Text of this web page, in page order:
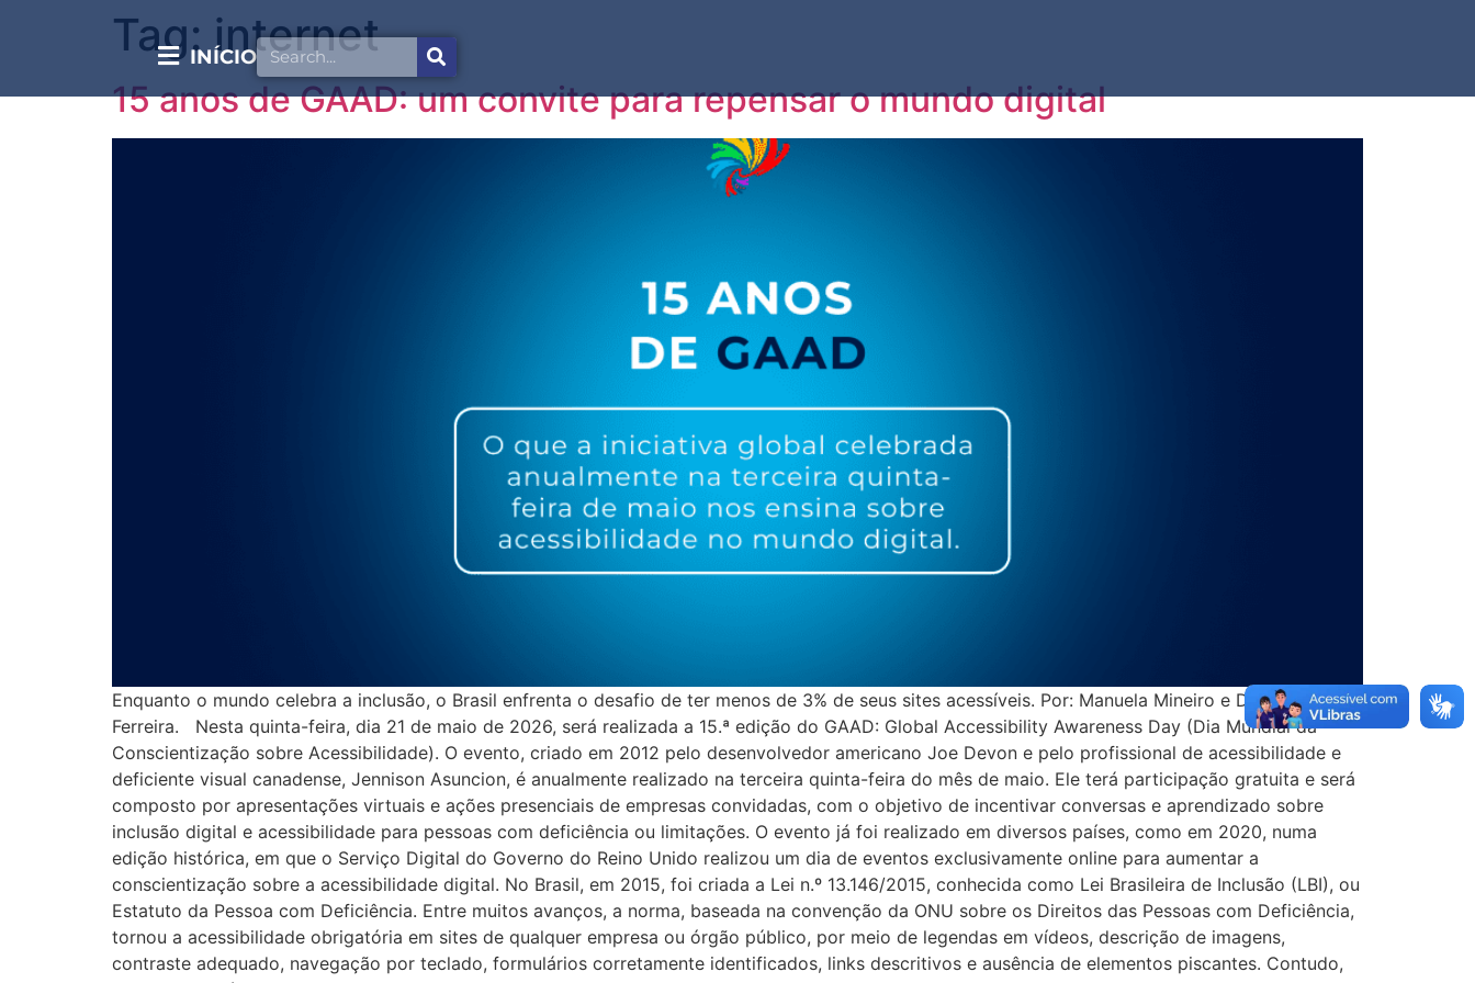
INÍCIO
Tag:internet
15 anos de GAAD: um convite para repensar o mundo digital
Enquanto o mundo celebra a inclusão, o Brasil enfrenta o desafio de ter menos de 3% de seus sites acessíveis. Por: Manuela Mineiro e Douglas
Ferreira. Nesta quinta-feira, dia 21 de maio de 2026, será realizada a 15.ª edição do GAAD: Global Accessibility Awareness Day (Dia Mundial da
Conscientização sobre Acessibilidade). O evento, criado em 2012 pelo desenvolvedor americano Joe Devon e pelo profissional de acessibilidade e
deficiente visual canadense, Jennison Asuncion, é anualmente realizado na terceira quinta-feira do mês de maio. Ele terá participação gratuita e será
composto por apresentações virtuais e ações presenciais de empresas convidadas, com o objetivo de incentivar conversas e aprendizado sobre
inclusão digital e acessibilidade para pessoas com deficiência ou limitações. O evento já foi realizado em diversos países, como em 2020, numa
edição histórica, em que o Serviço Digital do Governo do Reino Unido realizou um dia de eventos exclusivamente online para aumentar a
conscientização sobre a acessibilidade digital. No Brasil, em 2015, foi criada a Lei n.º 13.146/2015, conhecida como Lei Brasileira de Inclusão (LBI), ou
Estatuto da Pessoa com Deficiência. Entre muitos avanços, a norma, baseada na convenção da ONU sobre os Direitos das Pessoas com Deficiência,
tornou a acessibilidade obrigatória em sites de qualquer empresa ou órgão público, por meio de legendas em vídeos, descrição de imagens,
contraste adequado, navegação por teclado, formulários corretamente identificados, links descritivos e ausência de elementos piscantes. Contudo,